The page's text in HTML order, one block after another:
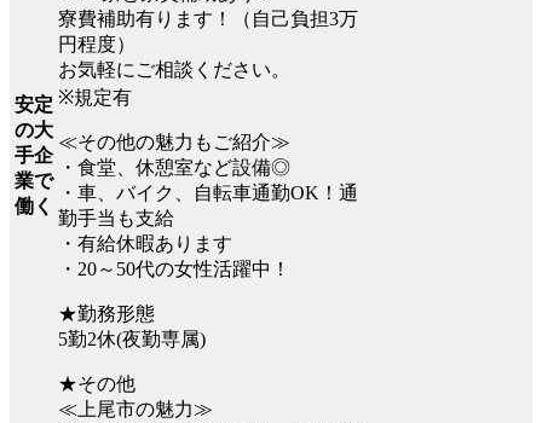
安定
の大
手企
業で
働く
寮費補助有ります！（自己負担3万
円程度）
お気軽にご相談ください。
※規定有
≪その他の魅力もご紹介≫
・食堂、休憩室など設備◎
・車、バイク、自転車通勤OK！通
勤手当も支給
・有給休暇あります
・20～50代の女性活躍中！
★勤務形態
5勤2休(夜勤専属)
★その他
≪上尾市の魅力≫